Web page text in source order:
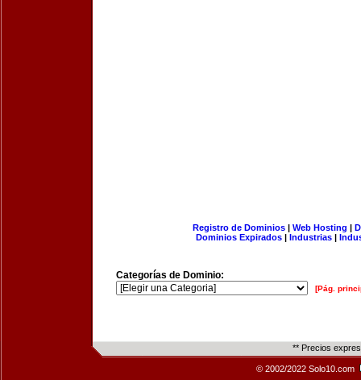
Registro de Dominios| Web Hosting |
Dominios Expirados | Industrias |
Categorías de Dominio:
[Pág.
** Precios
© 2002/2022 Solo10.com